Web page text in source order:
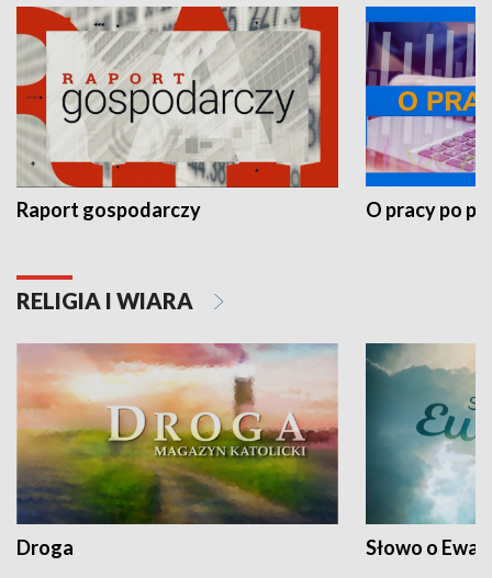
Raport gospodarczy O pracy po
RELIGIA I WIARA
Droga Słowo o